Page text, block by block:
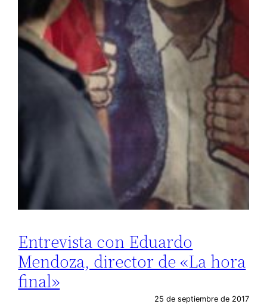
Entrevista con Eduardo
Mendoza, director de «La hora
final»
25 de septiembre de 2017